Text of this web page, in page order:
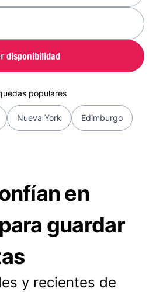
disponibilidad
populares
Nueva York Edimburgo
en
guardar
y recientes de